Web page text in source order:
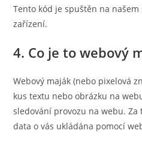
Tento kód je spuštěn na
zařízení.
4. Co je to webový
Webový maják (nebo pixelová
kus textu nebo obrázku na
sledování provozu na webu.
data o vás ukládána pomocí